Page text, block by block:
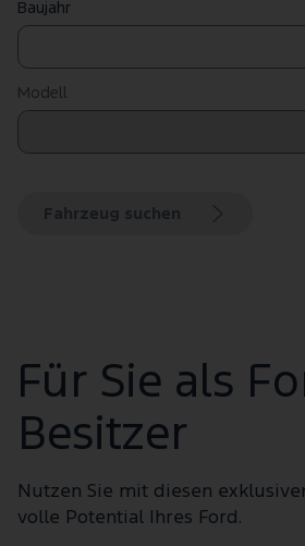
Baujahr
Modell
Fahrzeug suchen
Für Sie als
Besitzer
Nutzen Sie mit diesen
volle Potential Ihres Ford.